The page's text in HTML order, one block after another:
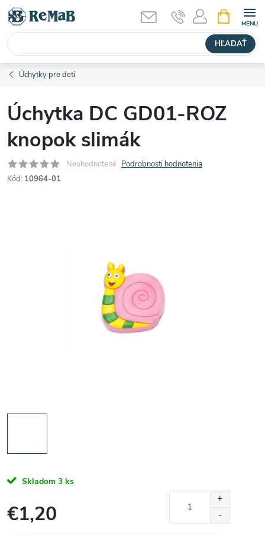
Prejsť
obsah
HĽADAŤ
KOŠÍK
Úchytky pre deti
Úchytka DC GD01-ROZ
knopok slimák
Neohodnotené Podrobnosti hodnotenia
Kód: 10964-01
Skladom 3 ks
€1,20